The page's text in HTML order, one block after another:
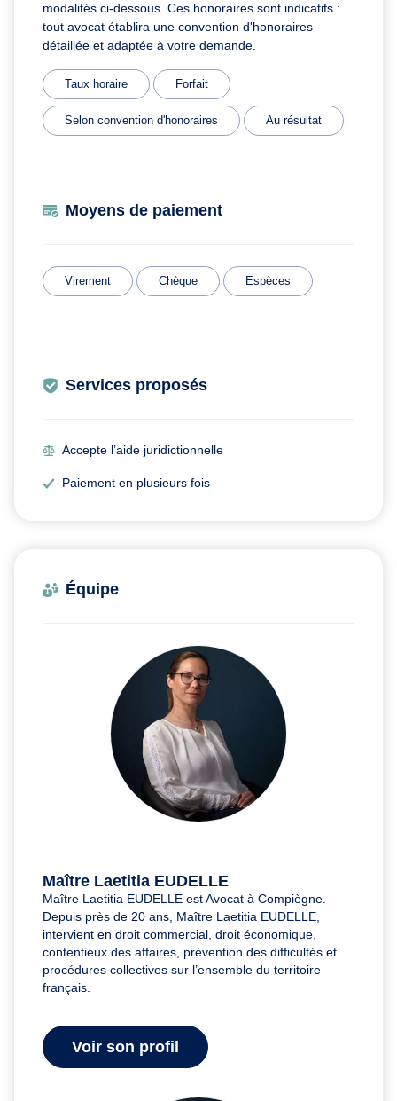
modalités ci-dessous. Ces honoraires sont indicatifs :
tout avocat établira une convention d'honoraires
détaillée et adaptée à votre demande.
Taux horaire Forfait
Selon convention d'honoraires Au résultat
Moyens de paiement
Virement Chèque Espèces
Services proposés
Accepte l’aide juridictionnelle
Paiement en plusieurs fois
Équipe
Maître Laetitia EUDELLE
Maître Laetitia EUDELLE est Avocat à Compiègne.
Depuis près de 20 ans, Maître Laetitia EUDELLE,
intervient en droit commercial, droit économique,
contentieux des affaires, prévention des difficultés et
procédures collectives sur l’ensemble du territoire
français.
Voir son profil